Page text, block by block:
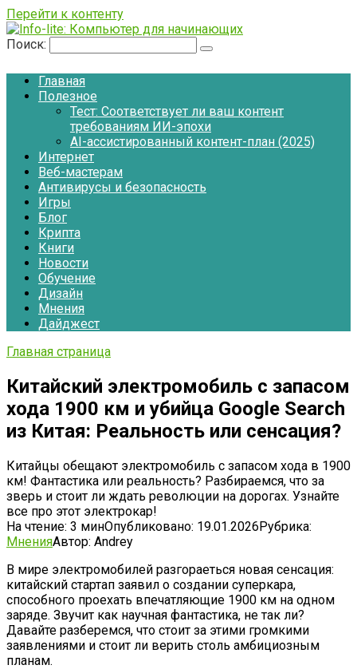
Перейти к контенту
Поиск:
Главная
Полезное
Тест: Соответствует ли ваш контент
требованиям ИИ-эпохи
AI-ассистированный контент-план (2025)
Интернет
Веб-мастерам
Антивирусы и безопасность
Игры
Блог
Крипта
Книги
Новости
Обучение
Дизайн
Мнения
Дайджест
Главная страница
Китайский электромобиль с запасом
хода 1900 км и убийца Google Search
из Китая: Реальность или сенсация?
Китайцы обещают электромобиль с запасом хода в 1900
км! Фантастика или реальность? Разбираемся, что за
зверь и стоит ли ждать революции на дорогах. Узнайте
все про этот электрокар!
На чтение: 3 минОпубликовано: 19.01.2026Рубрика:
МненияАвтор: Andrey
В мире электромобилей разгораеться новая сенсация:
китайский стартап заявил о создании суперкара,
способного проехать впечатляющие 1900 км на одном
заряде. Звучит как научная фантастика, не так ли?
Давайте разберемся, что стоит за этими громкими
заявлениями и стоит ли верить столь амбициозным
планам.